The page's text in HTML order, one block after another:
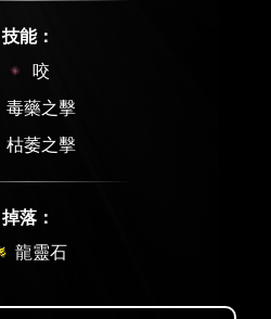
技能：
咬
毒藥之擊
枯萎之擊
掉落：
龍靈石